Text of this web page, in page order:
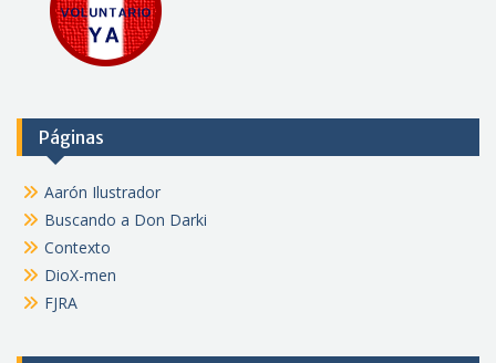
Páginas
Aarón Ilustrador
Buscando a Don Darki
Contexto
DioX-men
FJRA